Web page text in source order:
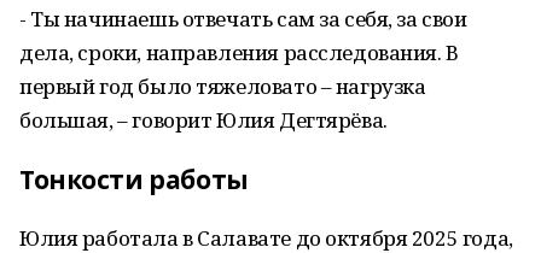
- Ты начинаешь отвечать сам за себя, за свои
дела, сроки, направления расследования. В
первый год было тяжеловато – нагрузка
большая, – говорит Юлия Дегтярёва.
Тонкости работы
Юлия работала в Салавате до октября 2025 года,